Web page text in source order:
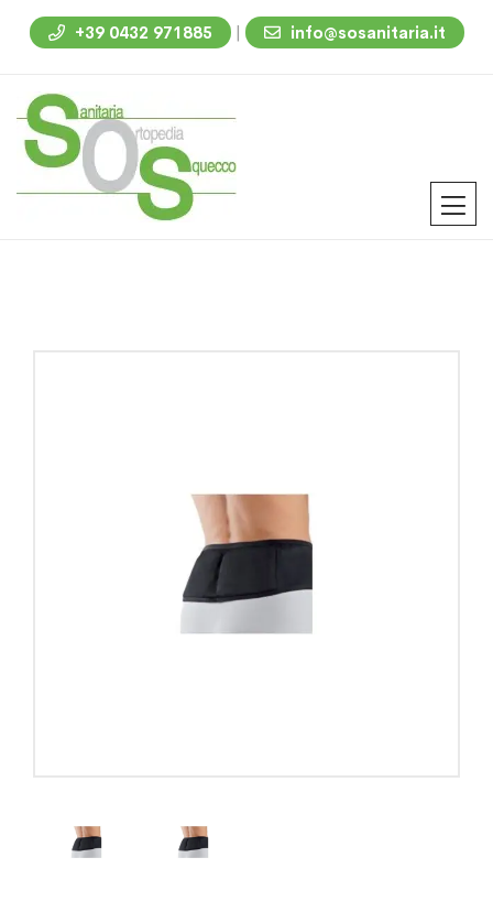
+39 0432 971885 | info@sosanitaria.it